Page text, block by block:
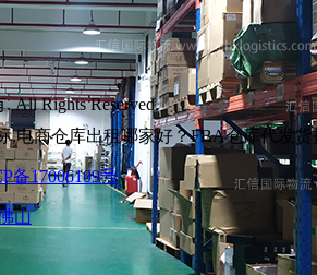
All Rights Reserved.
电商仓库出租哪家好？FBA仓库代发
备17006109号
山